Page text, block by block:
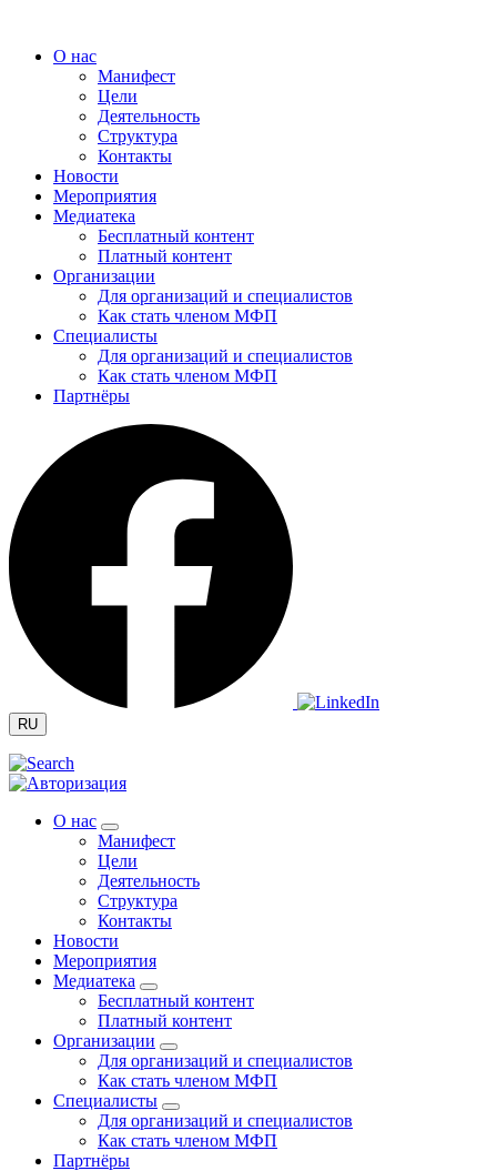
содержимому
О нас
Манифест
Цели
Деятельность
Структура
Контакты
Новости
Мероприятия
Медиатека
Бесплатный контент
Платный контент
Организации
Для организаций и специалистов
Как стать членом МФП
Специалисты
Для организаций и специалистов
Как стать членом МФП
Партнёры
RU
О нас
Манифест
Цели
Деятельность
Структура
Контакты
Новости
Мероприятия
Медиатека
Бесплатный контент
Платный контент
Организации
Для организаций и специалистов
Как стать членом МФП
Специалисты
Для организаций и специалистов
Как стать членом МФП
Партнёры